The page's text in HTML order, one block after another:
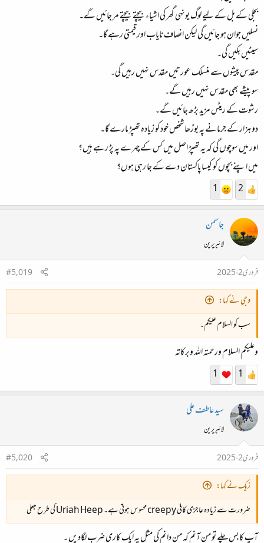
بجلی کے بل کے لیے لوگ یونہی گھر کی اشیاء بیچتے بیچتے مر جائیں گے۔
نسلیں جوان ہو جائیں گی لیکن انصاف نایاب اور قیمتی رہے گا۔
سیٹیں بکیں گی۔
مقدس پیشوں سے منسلک عورتیں مقدس نہیں رہیں گی۔
سو پیشے بھی مقدس نہیں رہیں گے۔
رشوت کے ریٹس مزید بڑھ جائیں گے۔
دو ہزار کے جرمانے پہ بوڑھا شخص خود کو زیادہ تھپڑ مارے گا۔
اور میں سوچوں گی کہ یہ تھپڑ اصل میں کس کے چہرے پہ پڑ رہے ہیں؟
میں اپنے بچوں کو کیسا پاکستان دے کے جا رہی ہوں؟
2
1
جاسمن
لائبریرین
فروری 2، 2025
#5,019
وجی نے کہا:
سب کو السلام علیکم۔
وعلیکم السلام ورحمتہ اللہ وبرکاتہ
1
1
سید عاطف علی
لائبریرین
فروری 2، 2025
#5,020
زیک نے کہا:
ضرورت سے زیادہ عاجزی کافی creepy محسوس ہوتی ہے۔ Uriah Heep کی طرح جعلی
آپ کا بس چلے تو من آنم کہ من دانم کی مثل پہ ایک کاری ضرب لگادیں ۔